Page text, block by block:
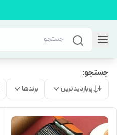
جستجو:
پربازدیدترین برندها